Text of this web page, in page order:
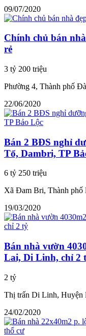
09/07/2020
Chính chủ bán
rẻ
3 tỷ 200 triệu
Phường 4, Thành phố
22/06/2020
Bán 2 BĐS nghỉ
Tổ, Dambri, TP
6 tỷ 250 triệu
Xã Đam Bri, Thành
19/03/2020
Bán nhà vườn
Lai, Di Linh, chỉ 2
2 tỷ
Thị trấn Di Linh,
24/02/2020